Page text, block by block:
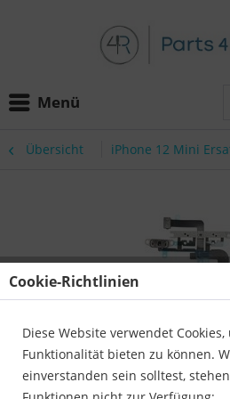
Menü
Übersicht iPhone 12 Mini
Cookie-Richtlinien
Diese Website verwendet
Funktionalität bieten zu können.
einverstanden sein solltest,